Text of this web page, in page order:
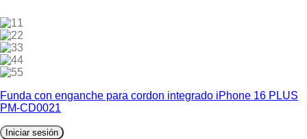
1
2
3
4
5
Funda con enganche para cordon integrado iPhone 16 PLUS
PM-CD0021
Iniciar sesión